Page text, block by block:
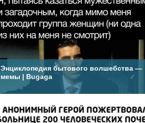
Энциклопедия бытового волшебства —
мемы | Bugaga